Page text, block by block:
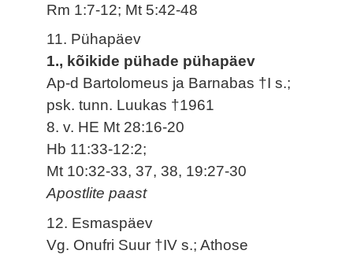
Rm 1:7-12; Mt 5:42-48
11. Pühapäev
1., kõikide pühade pühapäev
Ap-d Bartolomeus ja Barnabas †I s.;
psk. tunn. Luukas †1961
8. v. HE Mt 28:16-20
Hb 11:33-12:2;
Mt 10:32-33, 37, 38, 19:27-30
Apostlite paast
12. Esmaspäev
Vg. Onufri Suur †IV s.; Athose